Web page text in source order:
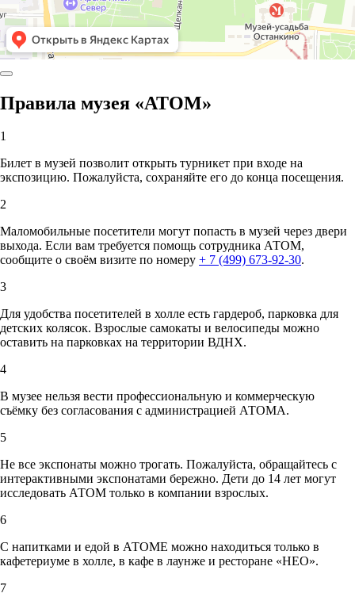
Правила музея «АТОМ»
1
Билет в музей позволит открыть турникет при входе на
экспозицию. Пожалуйста, сохраняйте его до конца посещения.
2
Маломобильные посетители могут попасть в музей через двери
выхода. Если вам требуется помощь сотрудника АТОМ,
сообщите о своём визите по номеру + 7 (499) 673-92-30.
3
Для удобства посетителей в холле есть гардероб, парковка для
детских колясок. Взрослые самокаты и велосипеды можно
оставить на парковках на территории ВДНХ.
4
В музее нельзя вести профессиональную и коммерческую
съёмку без согласования с администрацией АТОМА.
5
Не все экспонаты можно трогать. Пожалуйста, обращайтесь с
интерактивными экспонатами бережно. Дети до 14 лет могут
исследовать АТОМ только в компании взрослых.
6
С напитками и едой в АТОМЕ можно находиться только в
кафетериуме в холле, в кафе в лаунже и ресторане «НЕО».
7